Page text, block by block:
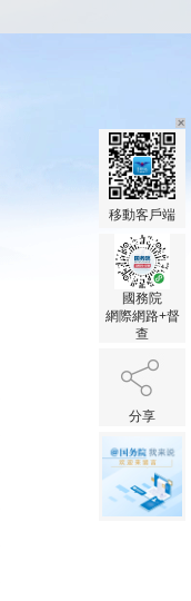
移動客戶端
國務院
網際網路+督
查
分享